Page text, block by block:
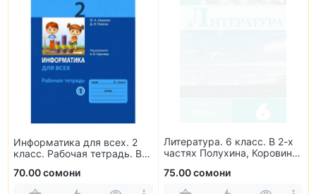
Информатика для всех. 2
класс. Рабочая тетрадь. В
70.00 сомони
Литература. 6 класс. В 2-х
частях Полухина, Коровина,
75.00 сомони